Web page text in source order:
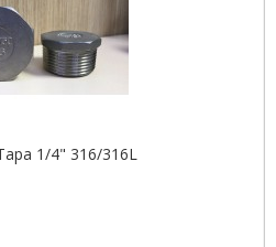
1/4" 316/316L